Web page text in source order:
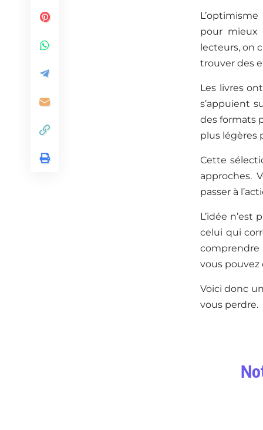
pour mieux
lecteurs, on
trouver des
Les livres
s’appuient
des formats
plus légères
Cette
approches.
passer à
L’idée
celui qui
vous pouvez
Voici donc
vous perdre.